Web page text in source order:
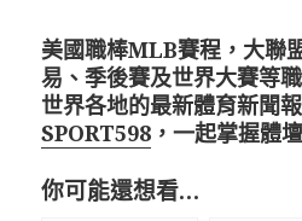
美國職棒MLB賽程，大聯
易、季後賽及世界大賽等
世界各地的最新體育新聞
SPORT598 ，一起掌握體
你可能還想看…